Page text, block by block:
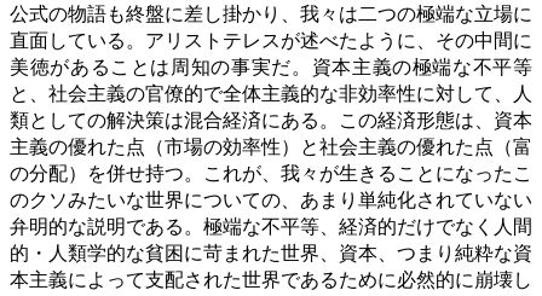
公式の物語も終盤に差し掛かり、我々は二つの極端な立場に
直面している。アリストテレスが述べたように、その中間に
美徳があることは周知の事実だ。資本主義の極端な不平等
と、社会主義の官僚的で全体主義的な非効率性に対して、人
類としての解決策は混合経済にある。この経済形態は、資本
主義の優れた点（市場の効率性）と社会主義の優れた点（富
の分配）を併せ持つ。これが、我々が生きることになったこ
のクソみたいな世界についての、あまり単純化されていない
弁明的な説明である。極端な不平等、経済的だけでなく人間
的・人類学的な貧困に苛まれた世界、資本、つまり純粋な資
本主義によって支配された世界であるために必然的に崩壊し